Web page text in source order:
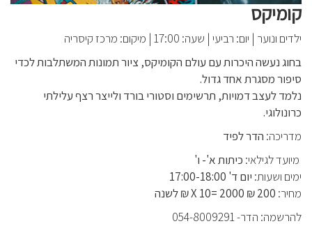
קומיקס
ילדים ונוער | יום: רביעי | שעה: 17:00 | מיקום: מרכז קיסריה
בחוג נעשה היכרות עם עולם הקומיקס, ציור תמונות המשתלבות לכדי
סיפור מסגרת אחד גדול.
נלמד לעצב דמויות, תרשימים וסטורי בורד ולייצר רצף עלילתי
כרונולוגי.
מדריכה: הדר לפיד
מיועד לגילאי: כיתות א'- ו'
ימים ושעות: יום ד' 17:00-18:00
מחיר:
להרשמה: הדר- 054-8009291